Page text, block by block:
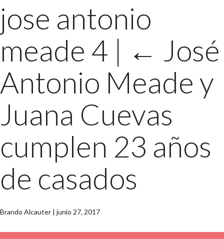
jose antonio
meade 4 | ← José
Antonio Meade y
Juana Cuevas
cumplen 23 años
de casados
Brando Alcauter | junio 27, 2017